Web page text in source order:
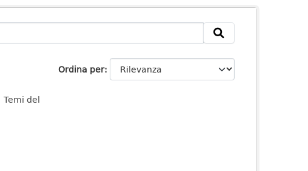
Ordina per
Temi del